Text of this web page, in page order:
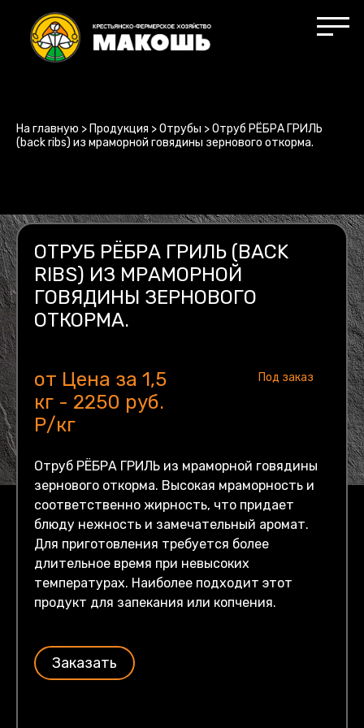
На главную > Продукция >Отрубы >Отруб РЁБРА ГРИЛЬ
(back ribs) из мраморной говядины зернового откорма.
ОТРУБ РЁБРА ГРИЛЬ (BACK
RIBS) ИЗ МРАМОРНОЙ
ГОВЯДИНЫ ЗЕРНОВОГО
ОТКОРМА.
от Цена за 1,5
кг - 2250 руб.
Р/кг
Под заказ
Отруб РЁБРА ГРИЛЬ из мраморной говядины
зернового откорма. Высокая мраморность и
соответственно жирность, что придает
блюду нежность и замечательный аромат.
Для приготовления требуется более
длительное время при невысоких
температурах. Наиболее подходит этот
продукт для запекания или копчения.
Заказать